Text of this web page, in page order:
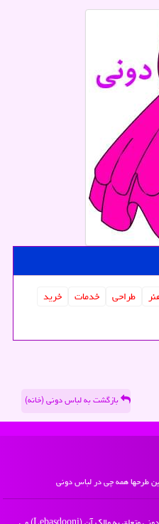
طراحی خدمات
خرید
بازگشت به لباس دونی (خانه)
طرحها همه چی در لباس دونی